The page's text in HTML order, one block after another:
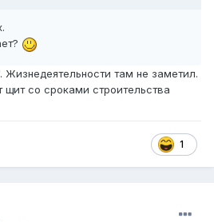
там не заметил.
со сроками строительства
1